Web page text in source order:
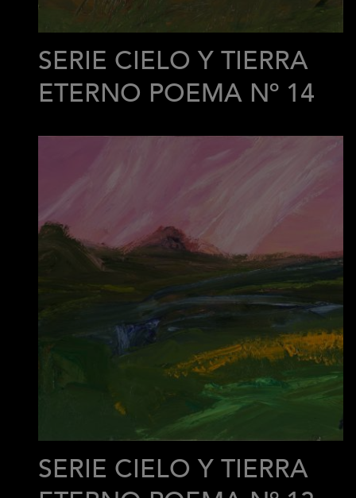
SERIE CIELO Y TIERRA
ETERNO POEMA Nº 14
SERIE CIELO Y TIERRA